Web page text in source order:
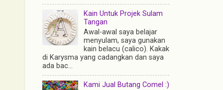
Kain Untuk Projek Sulam
Tangan
Awal-awal saya belajar
menyulam, saya gunakan
kain belacu (calico). Kakak
di Karysma yang cadangkan dan saya
ada bac...
Kami Jual Butang Comel :)